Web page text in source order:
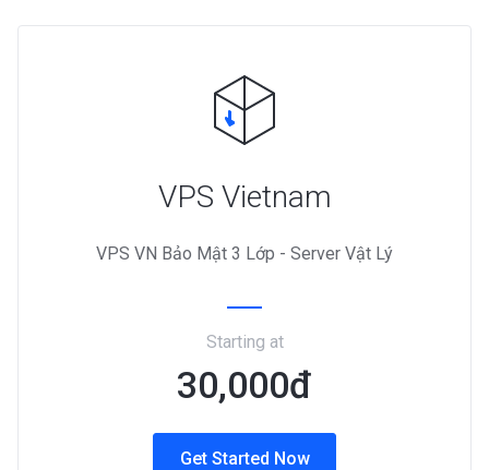
VPS Vietnam
VPS VN Bảo Mật 3 Lớp - Server Vật Lý
Starting at
30,000đ
Get Started Now